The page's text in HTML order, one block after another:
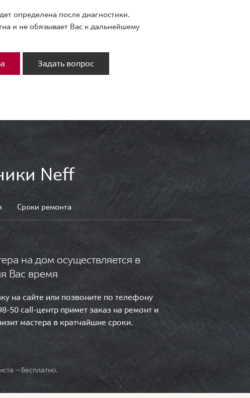
определена после диагностики.
и не обязывает Вас к дальнейшему
Задать вопрос
Neff
Сроки ремонта
на дом осуществляется в
Вас время
на сайте или позвоните по телефону
50 call-центр примет заказ на ремонт и
мастера в кратчайшие сроки.
— бесплатно.